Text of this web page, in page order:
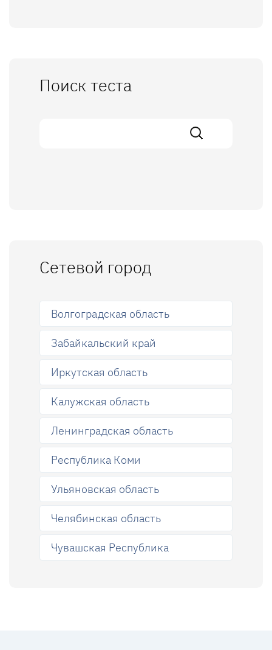
Поиск теста
Сетевой город
Волгоградская область
Забайкальский край
Иркутская область
Калужская область
Ленинградская область
Республика Коми
Ульяновская область
Челябинская область
Чувашская Республика